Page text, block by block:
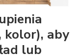
kolor), aby
lub